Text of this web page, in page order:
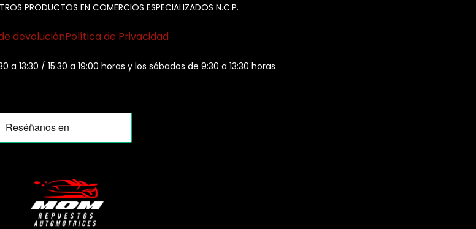
PRODUCTOS EN COMERCIOS ESPECIALIZADOS N.C.P.
devoluciónPolítica de Privacidad
13:30 / 15:30 a 19:00 horas y los sábados de 9:30 a 13:30 horas